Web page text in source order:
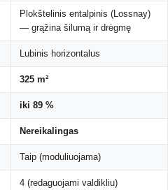
Plokštelinis entalpinis (Lossnay)
— grąžina šilumą ir drėgmę
Lubinis horizontalus
325 m²
iki 89 %
Nereikalingas
Taip (moduliuojama)
4 (redaguojami valdikliu)